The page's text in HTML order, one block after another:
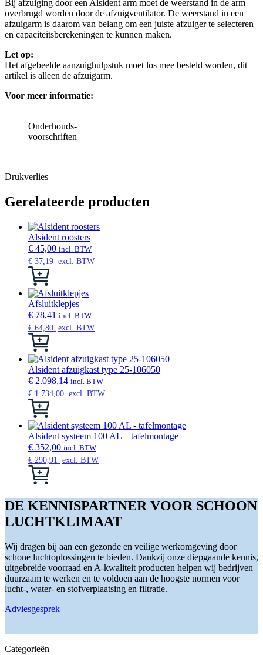
Bij afzuiging door een Alsident arm moet de weerstand in de arm
overbrugd worden door de afzuigventilator. De weerstand in een
afzuigarm is daarom van belang om een juiste afzuiger te selecteren
en capaciteitsberekeningen te kunnen maken.
Let op:
Het afgebeelde aanzuighulpstuk moet los mee besteld worden, dit
artikel is alleen de afzuigarm.
Voor meer informatie:
Onderhouds-
voorschriften
Drukverlies
Gerelateerde producten
Alsident roosters
€ 45,00 incl. BTW
€ 37,19 excl. BTW
Dit
heeft
meerdere
variaties.
Deze
optie
gekozen
worden
op
de
productpagina
Afsluitklepjes
€ 78,41 incl. BTW
€ 64,80 excl. BTW
Dit
heeft
meerdere
variaties.
Deze
optie
gekozen
worden
op
de
productpagina
Alsident afzuigkast type 25-106050
€ 2.098,14 incl. BTW
€ 1.734,00 excl. BTW
Dit
heeft
meerdere
variaties.
Deze
optie
worden
op
de
Alsident systeem 100 AL – tafelmontage
€ 352,00 incl. BTW
€ 290,91 excl. BTW
Dit
meerdere
variaties.
Deze
kan
gekozen
worden
op
de
productpagina
DE KENNISPARTNER VOOR SCHOON
LUCHTKLIMAAT
Wij dragen bij aan een gezonde en veilige werkomgeving door
schone luchtoplossingen te bieden. Dankzij onze diepgaande kennis,
uitgebreide voorraad en A-kwaliteit producten helpen wij bedrijven
duurzaam te werken en te voldoen aan de hoogste normen voor
lucht-, water- en stofverplaatsing en filtratie.
Adviesgesprek
Categorieën